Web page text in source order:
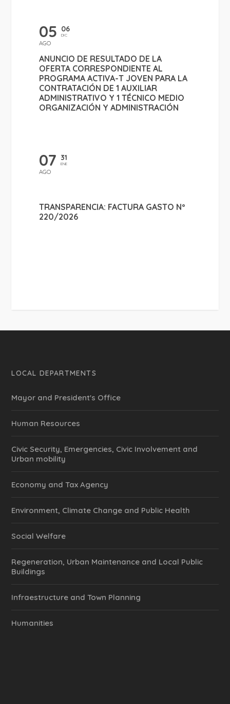
05
AGO
06
DIC
ANUNCIO DE RESULTADO DE LA
OFERTA CORRESPONDIENTE AL
PROGRAMA ACTIVA-T JOVEN PARA LA
CONTRATACIÓN DE 1 AUXILIAR
ADMINISTRATIVO Y 1 TÉCNICO MEDIO
ORGANIZACIÓN Y ADMINISTRACIÓN
07
AGO
31
ENE
TRANSPARENCIA: FACTURA GASTO Nº
220/2026
LOCAL DEPARTMENTS
Mayor and President's Office
Human Resources
Civic Security, Emergencies, Civic Involvement and
Urban mobility
Economy and Tax Agency
Environment, Climate Change and Public Health
Social Welfare
Regeneration, Urban Maintenance and Local Public
Buildings
Infraestructure and Town Planning
Humanities